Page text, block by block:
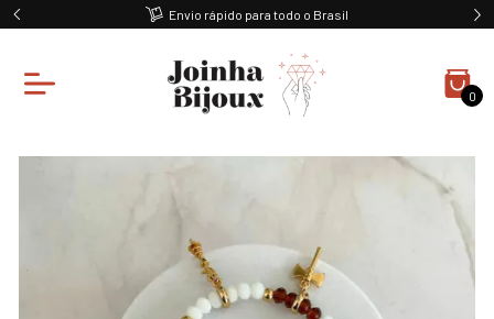
Envio rápido para todo o Brasil
0